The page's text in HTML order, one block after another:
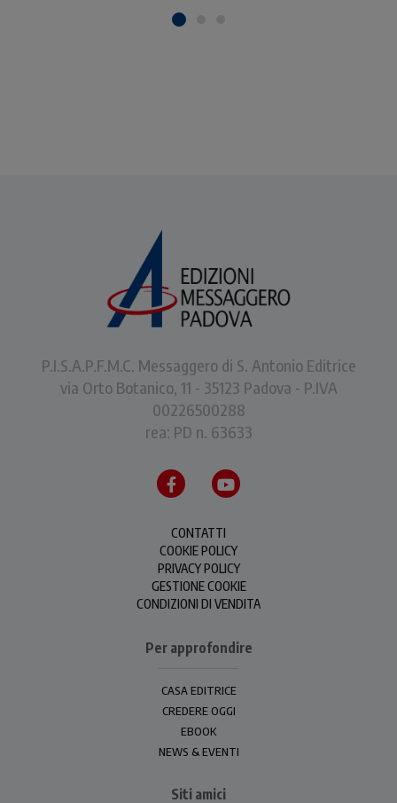
P.I.S.A.P.F.M.C. Messaggero di S. Antonio Editrice
via Orto Botanico, 11 - 35123 Padova - P.IVA
00226500288
rea: PD n. 63633
CONTATTI
COOKIE POLICY
PRIVACY POLICY
GESTIONE COOKIE
CONDIZIONI DI VENDITA
Per approfondire
CASA EDITRICE
CREDERE OGGI
EBOOK
NEWS & EVENTI
Siti amici